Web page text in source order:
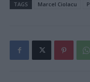
TAGS Marcel Ciolacu